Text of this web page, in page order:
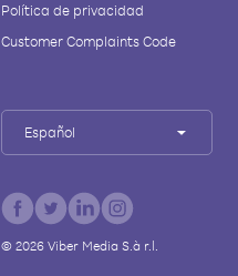
Política de privacidad
Customer Complaints Code
Español
© 2026Viber Media S.à r.l.